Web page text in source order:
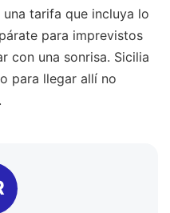
tarifa que incluya lo
para imprevistos
con una sonrisa. Sicilia
para llegar allí no